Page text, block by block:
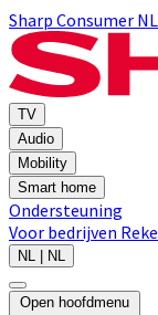
Sharp Consumer NL
TV
Audio
Mobility
Smart home
Ondersteuning
Voor bedrijven
NL | NL
Open hoofdmenu